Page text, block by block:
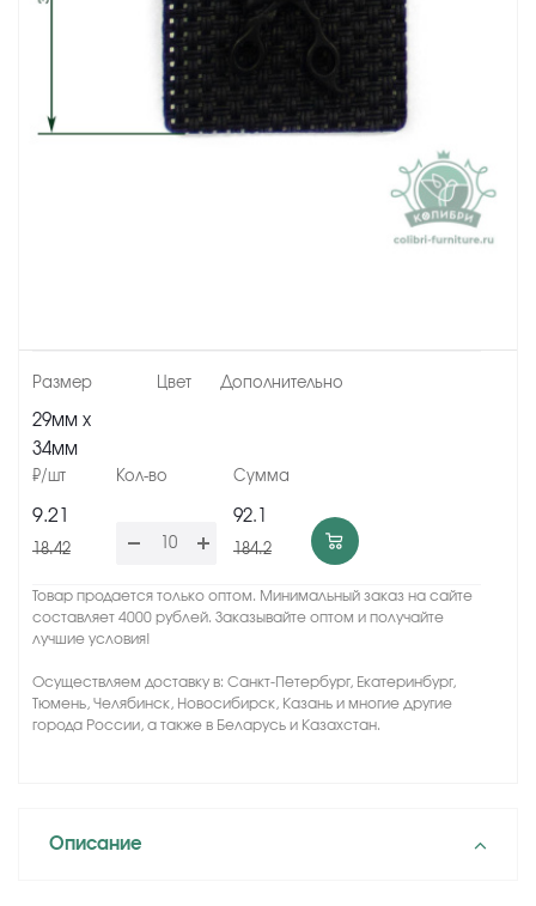
29мм х
34мм
9.21
18.42
92.1
184.2
Товар продается только оптом. Минимальный заказ на сайте
составляет 4000 рублей. Заказывайте оптом и получайте
лучшие условия!
Осуществляем доставку в: Санкт-Петербург, Екатеринбург,
Тюмень, Челябинск, Новосибирск, Казань и многие другие
города России, а также в Беларусь и Казахстан.
Описание